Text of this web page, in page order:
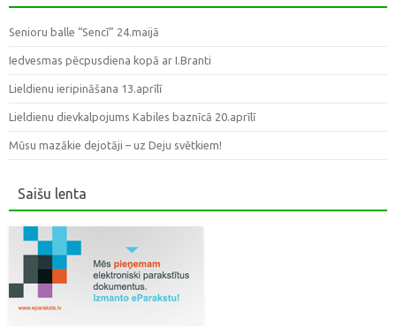
Senioru balle “Sencī” 24.maijā
Iedvesmas pēcpusdiena kopā ar I.Branti
Lieldienu ieripināšana 13.aprīlī
Lieldienu dievkalpojums Kabiles baznīcā 20.aprīlī
Mūsu mazākie dejotāji – uz Deju svētkiem!
Saišu lenta